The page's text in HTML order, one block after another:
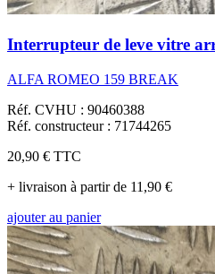
Interrupteur de leve vitre
ALFA ROMEO 159 BREAK
Réf. CVHU : 90460388
Réf. constructeur : 71744265
20,90 € TTC
+ livraison à partir de 11,90 €
ajouter au panier